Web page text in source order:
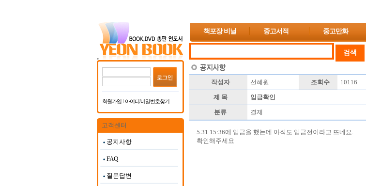
책포장 비닐 중고서적 중고만화
회원가입 아이디/비밀번호찾기
고객센터
공지사항
FAQ
질문답변
작성자 선혜원 조회수 10116
제 목 입금확인
분류 결제
5.31 15:36에 입금을 했는데 아직도 입금전이라고 뜨네요.
확인해주세요